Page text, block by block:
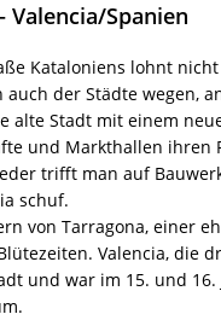
Valencia/Spanien
Kataloniens lohnt
auch der Städte wegen,
alte Stadt mit einem
und Markthallen ihren
trifft man auf
schuf.
von Tarragona, einer
Valencia, die
und war im 15. und